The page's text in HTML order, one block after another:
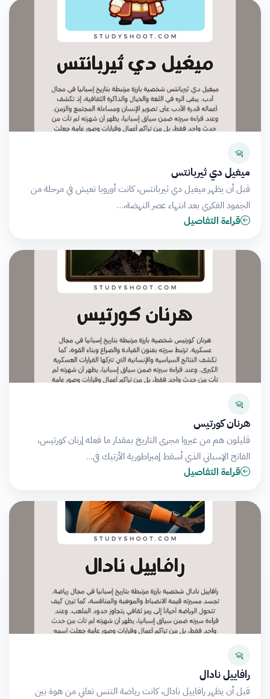
ميغيل دي ثيربانتس
قبل أن يظهر ميغيل دي ثيربانتس، كانت أوروبا تعيش في مرحلة من
الجمود الفكري بعد انتهاء عصر النهضة،…
قراءة التفاصيل
هرنان كورتيس
قليلون هم من غيروا مجرى التاريخ بمقدار ما فعله إرنان كورتيس،
الفاتح الإسباني الذي أسقط إمبراطورية الأزتيك في…
قراءة التفاصيل
رافاييل نادال
قبل أن يظهر رافاييل نادال، كانت رياضة التنس تعاني من هوة بين